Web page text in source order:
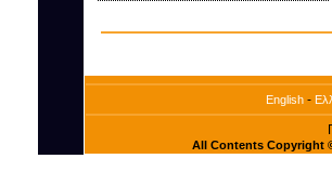
English-
All Contents Copyright